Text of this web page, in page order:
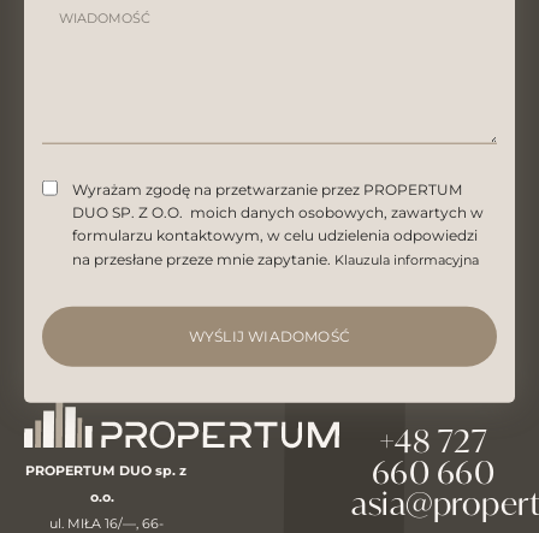
Wyrażam zgodę na przetwarzanie przez PROPERTUM
DUO SP. Z O.O. moich danych osobowych, zawartych w
formularzu kontaktowym, w celu udzielenia odpowiedzi
na przesłane przeze mnie zapytanie. Klauzula informacyjna
WYŚLIJ WIADOMOŚĆ
PROPERTUM DUO sp. z
o.o.
ul. MIŁA 16/—, 66-
+48 727
660 660